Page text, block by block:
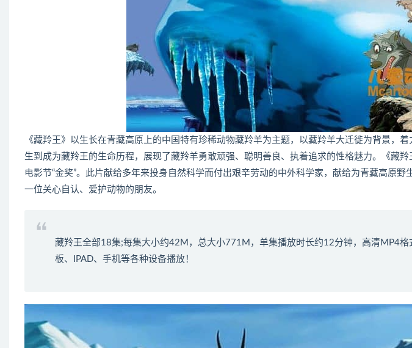
《藏羚王》以生长在青藏高原上的中国特有珍稀动物藏羚羊为主题，以藏羚羊大迁徙为背景，
生到成为藏羚王的生命历程，展现了藏羚羊勇敢顽强、聪明善良、执着追求的性格魅力。《藏
电影节“金奖”。此片献给多年来投身自然科学而付出艰辛劳动的中外科学家，献给为青藏高原
一位关心自认、爱护动物的朋友。
藏羚王全部18集;每集大小约42M，总大小771M，单集播放时长约12分钟，高清MP4格
板、IPAD、手机等各种设备播放！